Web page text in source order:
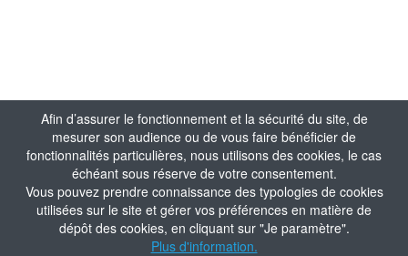
Afin d’assurer le fonctionnement et la sécurité du site, de
mesurer son audience ou de vous faire bénéficier de
fonctionnalités particulières, nous utilisons des cookies, le cas
échéant sous réserve de votre consentement.
Vous pouvez prendre connaissance des typologies de cookies
utilisées sur le site et gérer vos préférences en matière de
dépôt des cookies, en cliquant sur "Je paramètre".
Plus d'information.